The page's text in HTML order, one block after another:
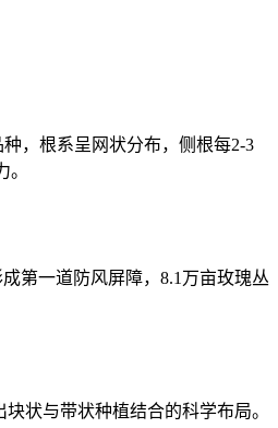
，根系呈网状分布，侧根每2-3
第一道防风屏障，8.1万亩玫瑰丛
状与带状种植结合的科学布局。